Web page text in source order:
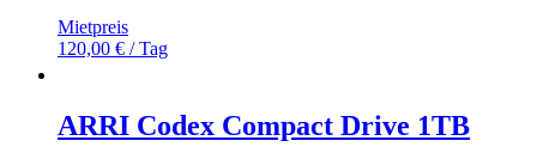
Mietpreis
120,00 € / Tag
ARRI Codex Compact Drive 1TB